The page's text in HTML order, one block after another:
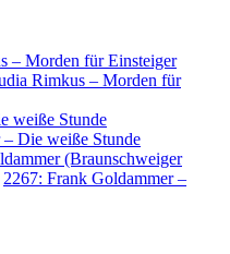
– Morden für Einsteiger
Rimkus – Morden für
weiße Stunde
Die weiße Stunde
(Braunschweiger
2267: Frank Goldammer –